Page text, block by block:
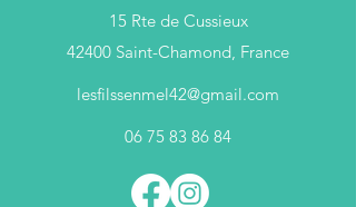
15 Rte de Cussieux
42400 Saint-Chamond, France
lesfilssenmel42@gmail.com
06 75 83 86 84